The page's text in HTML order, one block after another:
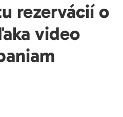
rezervácií o
video